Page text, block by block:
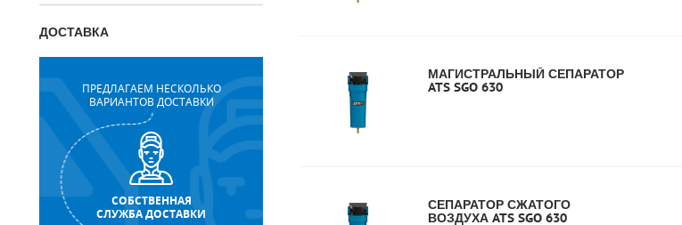
ДОСТАВКА
ПРЕДЛАГАЕМ НЕСКОЛЬКО
ВАРИАНТОВ ДОСТАВКИ
СОБСТВЕННАЯ
СЛУЖБА ДОСТАВКИ
МАГИСТРАЛЬНЫЙ СЕПАРАТОР
ATS SGO 630
СЕПАРАТОР СЖАТОГО
ВОЗДУХА ATS SGO 630